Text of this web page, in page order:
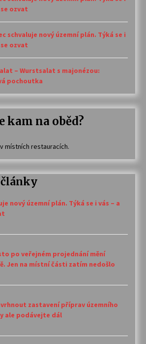
ozvat
schvaluje nový územní plán. Týká se i
ozvat
– Wurstsalat s majonézou:
pochoutka
kam na oběd?
v místních restauracích.
nový územní plán. Týká se i vás – a
po veřejném projednání mění
Jen na místní části zatím nedošlo
zastavení příprav územního
ale podávejte dál